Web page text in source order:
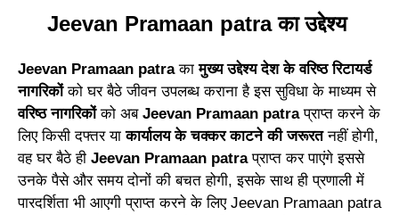
Jeevan Pramaan patra का उद्देश्य
Jeevan Pramaan patraकामुख्य उद्देश्य देश के वरिष्ठ रिटायर्ड
नागरिकोंको घर बैठे जीवन उपलब्ध कराना है इससुविधा के माध्यम से
वरिष्ठ नागरिकोंको अब Jeevan Pramaan patraप्राप्त करने के
लिए किसी दफ्तरयाकार्यालय के चक्कर काटने की जरूरतनहीं होगी,
वहघर बैठे ही Jeevan Pramaan patraप्राप्त कर पाएंगे इससे
उनके पैसे और समय दोनों की बचत होगी, इसके साथही प्रणाली में
पारदर्शिता भी आएगी प्राप्तकरने के लिए Jeevan Pramaan patra